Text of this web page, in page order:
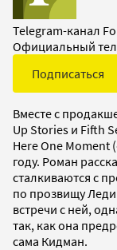
Telegram-канал
Официальный
Подписаться
Вместе с
Up Stories и Fifth
Here One
году. Роман
сталкиваются с
по прозвищу
встречи с ней,
так, как она
сама Кидман.